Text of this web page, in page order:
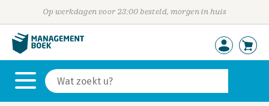
Op werkdagen voor 23:00 besteld, morgen in huis